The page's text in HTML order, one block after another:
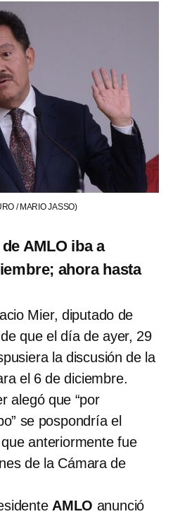
/ MARIO JASSO)
AMLO iba a
ahora hasta
Mier, diputado de
que el día de ayer, 29
la discusión de la
el 6 de diciembre.
alegó que “por
se pospondría el
anteriormente fue
de la Cámara de
AMLO anunció